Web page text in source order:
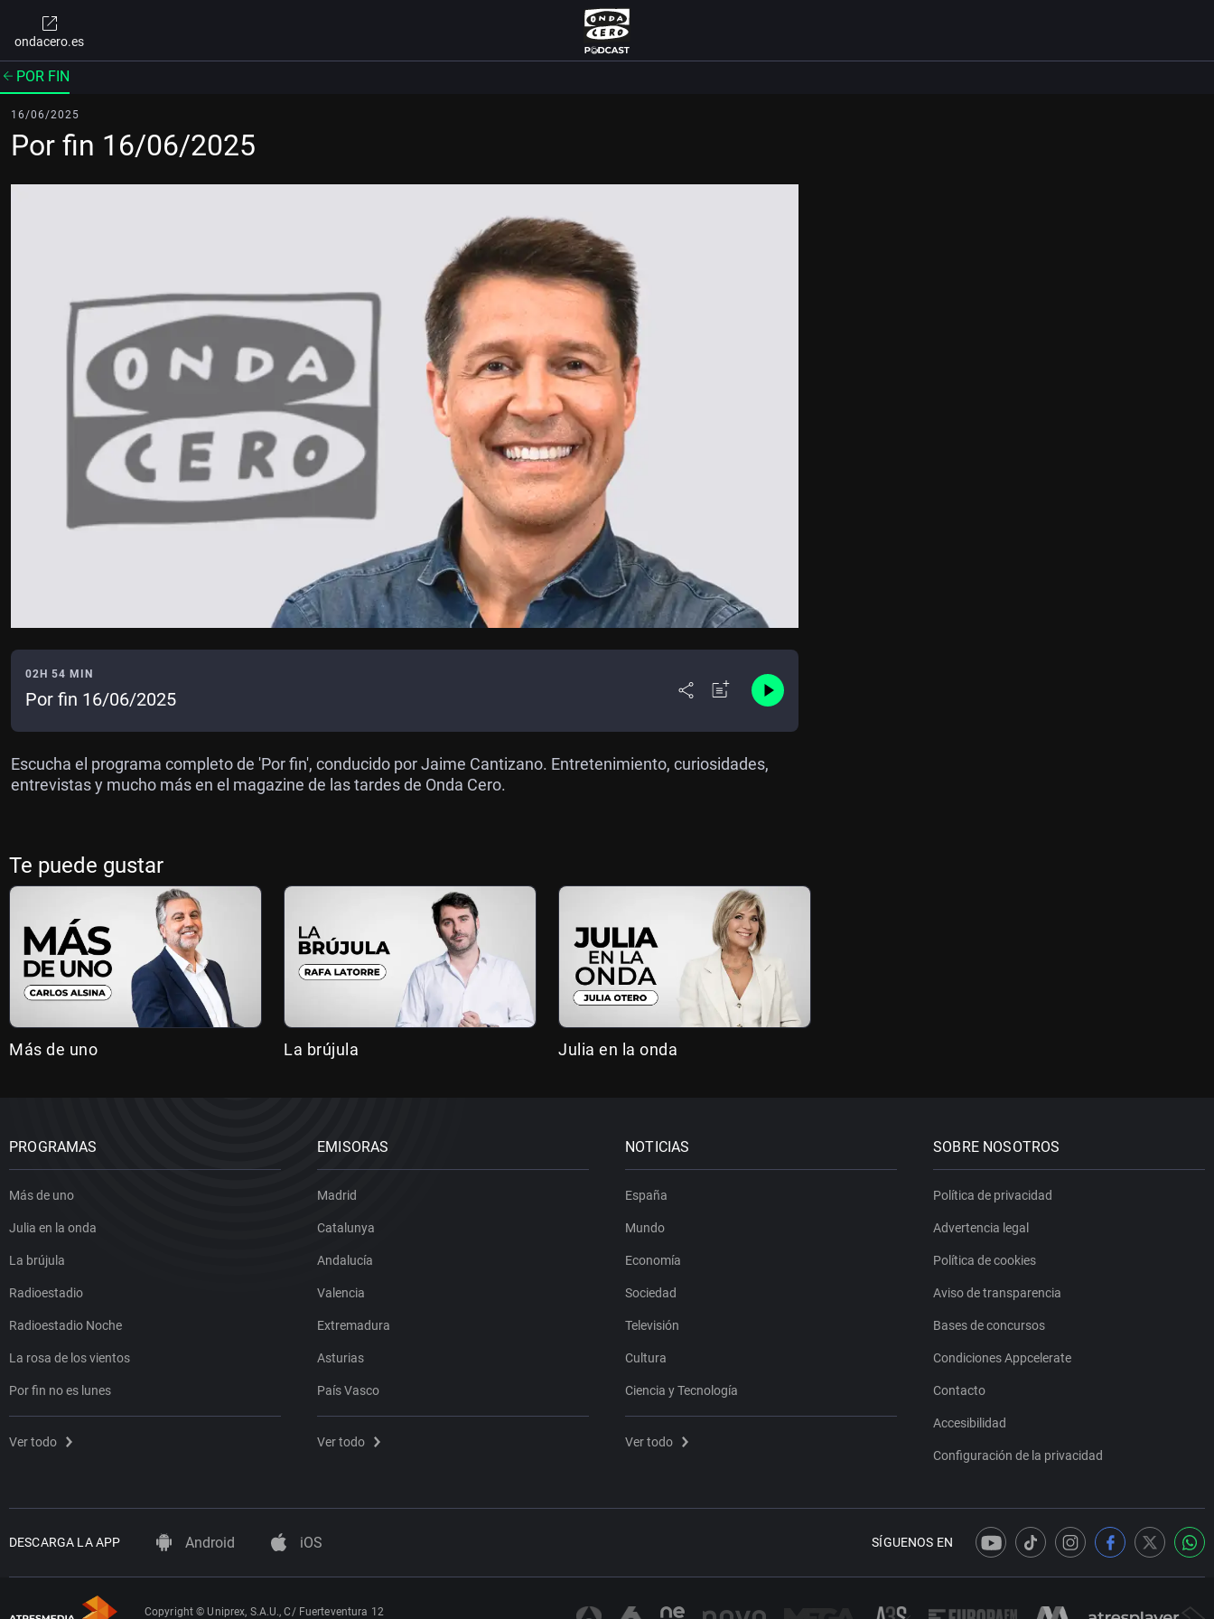
ondacero.es
POR FIN
16/06/2025
Por fin 16/06/2025
02H 54 MIN
Por fin 16/06/2025
Escucha el programa completo de 'Por fin', conducido por Jaime Cantizano. Entretenimiento, curiosidades,
entrevistas y mucho más en el magazine de las tardes de Onda Cero.
Te puede gustar
Más de uno La brújula Julia en la onda
PROGRAMAS
Más de uno
Julia en la onda
La brújula
Radioestadio
Radioestadio Noche
La rosa de los vientos
Por fin no es lunes
Ver todo
EMISORAS
Madrid
Catalunya
Andalucía
Valencia
Extremadura
Asturias
País Vasco
Ver todo
NOTICIAS
España
Mundo
Economía
Sociedad
Televisión
Cultura
Ciencia y Tecnología
Ver todo
SOBRE NOSOTROS
Política de privacidad
Advertencia legal
Política de cookies
Aviso de transparencia
Bases de concursos
Condiciones Appcelerate
Contacto
Accesibilidad
Configuración de la privacidad
DESCARGA LA APP Android iOS SÍGUENOS EN
Copyright © Uniprex, S.A.U., C/ Fuerteventura 12